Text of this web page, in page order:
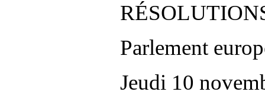
Parlement
Jeudi 10